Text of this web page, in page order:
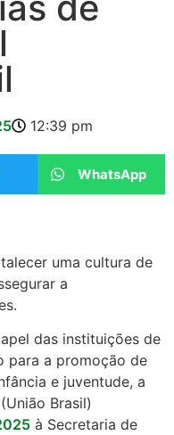
12:39 pm
WhatsApp
uma cultura de
a
das instituições de
para a promoção de
e juventude, a
Brasil)
à Secretaria de